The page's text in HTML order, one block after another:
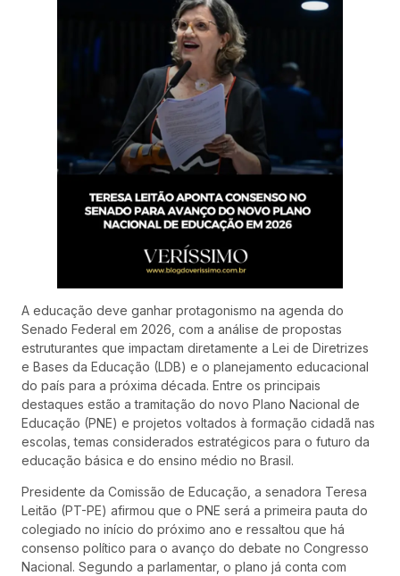
A educação deve ganhar protagonismo na agenda do
Senado Federal em 2026, com a análise de propostas
estruturantes que impactam diretamente a Lei de Diretrizes
e Bases da Educação (LDB) e o planejamento educacional
do país para a próxima década. Entre os principais
destaques estão a tramitação do novo Plano Nacional de
Educação (PNE) e projetos voltados à formação cidadã nas
escolas, temas considerados estratégicos para o futuro da
educação básica e do ensino médio no Brasil.
Presidente da Comissão de Educação, a senadora Teresa
Leitão (PT-PE) afirmou que o PNE será a primeira pauta do
colegiado no início do próximo ano e ressaltou que há
consenso político para o avanço do debate no Congresso
Nacional. Segundo a parlamentar, o plano já conta com